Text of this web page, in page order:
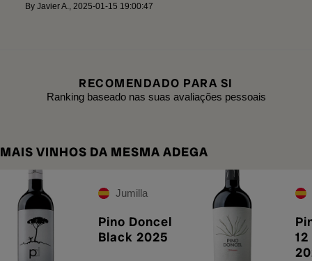
By Javier A. 2025-01-15 19:00:47
RECOMENDADO PARA SI
Ranking baseado nas suas avaliações pessoais
MAIS VINHOS DA MESMA ADEGA
Jumilla
Pino Doncel
Black 2025